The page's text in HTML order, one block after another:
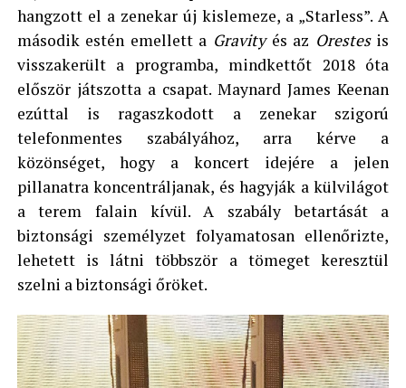
hangzott el a zenekar új kislemeze, a „Starless”. A
második estén emellett a Gravity és az Orestesis
visszakerült a programba, mindkettőt 2018 óta
először játszotta a csapat. Maynard James Keenan
ezúttal is ragaszkodott a zenekar szigorú
telefonmentes szabályához, arra kérve a
közönséget, hogy a koncert idejére a jelen
pillanatra koncentráljanak, és hagyják a külvilágot
a terem falain kívül. A szabály betartását a
biztonsági személyzet folyamatosan ellenőrizte,
lehetett is látni többször a tömeget keresztül
szelni a biztonsági őröket.